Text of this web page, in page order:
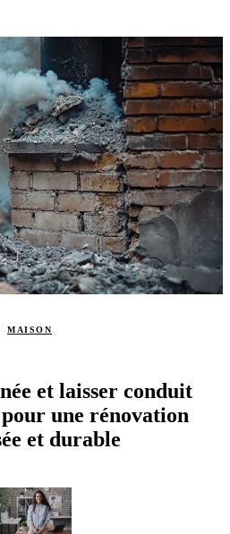
MAISON
et laisser conduit
pour une rénovation
et durable